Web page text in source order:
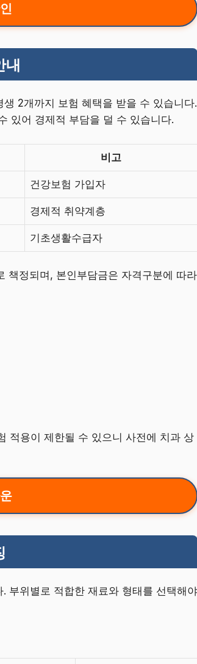
내
생 2개까지 보험 혜택을 받을 수 있습니다.
있어 경제적 부담을 덜 수 있습니다.
비고
건강보험 가입자
경제적 취약계층
기초생활수급자
책정되며, 본인부담금은 자격구분에 따라
적용이 제한될 수 있으니 사전에 치과 상
. 부위별로 적합한 재료와 형태를 선택해